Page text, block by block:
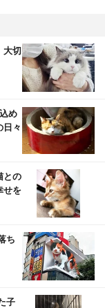
大切
め
々
との
せを
ち
子